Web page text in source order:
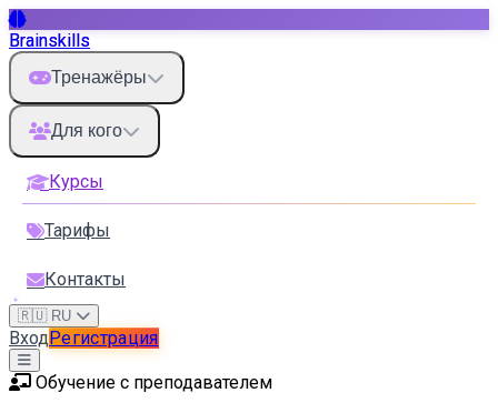
Brainskills
Тренажёры
Для кого
Курсы
Тарифы
Контакты
🇷🇺 RU
ВходРегистрация
Обучение с преподавателем